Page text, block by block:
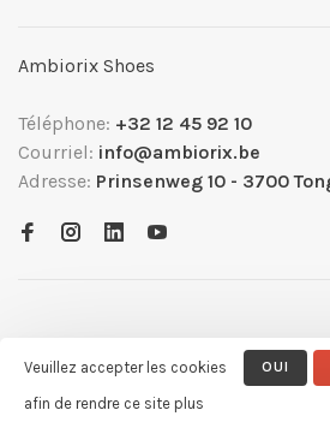
Ambiorix Shoes
Téléphone: +32 12 45 92 10
Courriel: info@ambiorix.be
Adresse: Prinsenweg 10 - 3700
Veuillez accepter les cookies
afin de rendre ce site plus
OUI